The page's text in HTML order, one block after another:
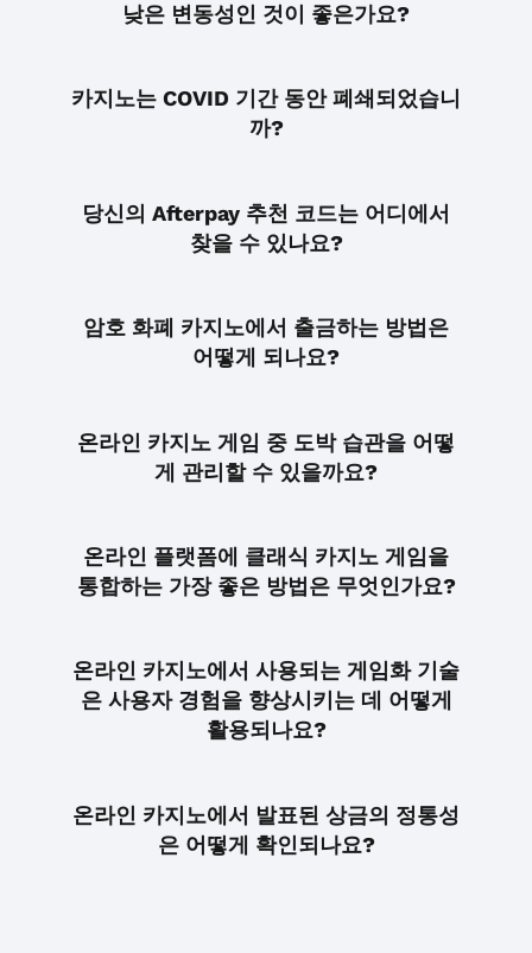
낮은 변동성인 것이 좋은가요?
카지노는 COVID 기간 동안 폐쇄되었습니
까?
당신의 Afterpay 추천 코드는 어디에서
찾을 수 있나요?
암호 화폐 카지노에서 출금하는 방법은
어떻게 되나요?
온라인 카지노 게임 중 도박 습관을 어떻
게 관리할 수 있을까요?
온라인 플랫폼에 클래식 카지노 게임을
통합하는 가장 좋은 방법은 무엇인가요?
온라인 카지노에서 사용되는 게임화 기술
은 사용자 경험을 향상시키는 데 어떻게
활용되나요?
온라인 카지노에서 발표된 상금의 정통성
은 어떻게 확인되나요?